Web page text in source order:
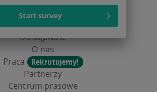
Polityka cookies
wyniki wyszukiwania
Dostępność
O nas
Praca
Rekrutujemy!
Partnerzy
Centrum prasowe
Start survey